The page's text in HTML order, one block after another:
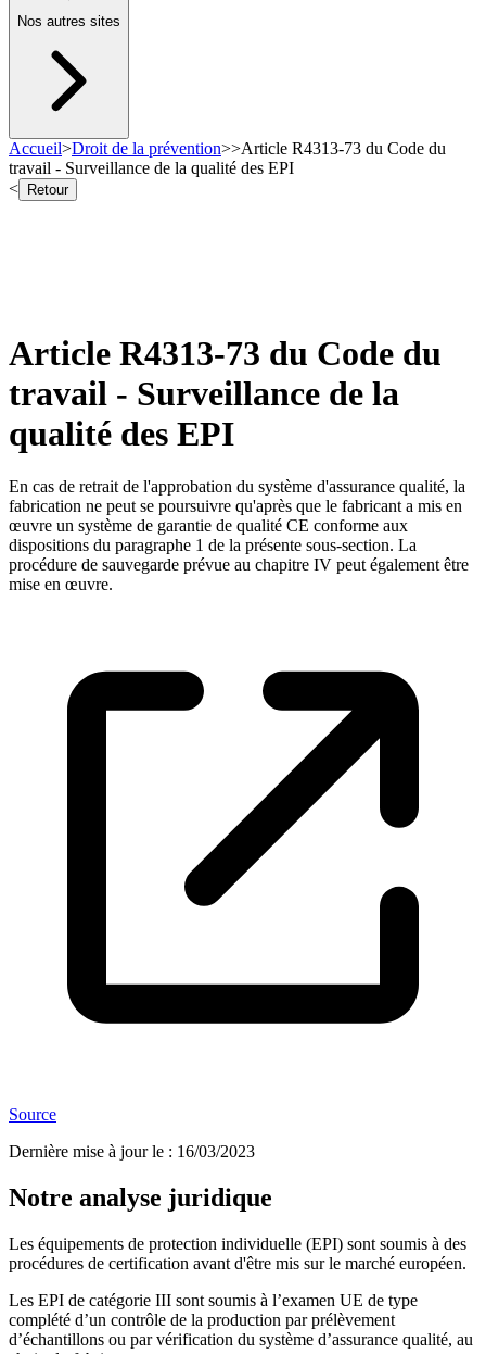
Nos autres sites
Accueil>Droit de la prévention>>Article R4313-73 du Code du
travail - Surveillance de la qualité des EPI
<
Retour
Article R4313-73 du Code du
travail - Surveillance de la
qualité des EPI
En cas de retrait de l'approbation du système d'assurance qualité, la
fabrication ne peut se poursuivre qu'après que le fabricant a mis en
œuvre un système de garantie de qualité CE conforme aux
dispositions du paragraphe 1 de la présente sous-section. La
procédure de sauvegarde prévue au chapitre IV peut également être
mise en œuvre.
Source
Dernière mise à jour le : 16/03/2023
Notre analyse juridique
Les équipements de protection individuelle (EPI) sont soumis à des
procédures de certification avant d'être mis sur le marché européen.
Les EPI de catégorie III sont soumis à l’examen UE de type
complété d’un contrôle de la production par prélèvement
d’échantillons ou par vérification du système d’assurance qualité, au